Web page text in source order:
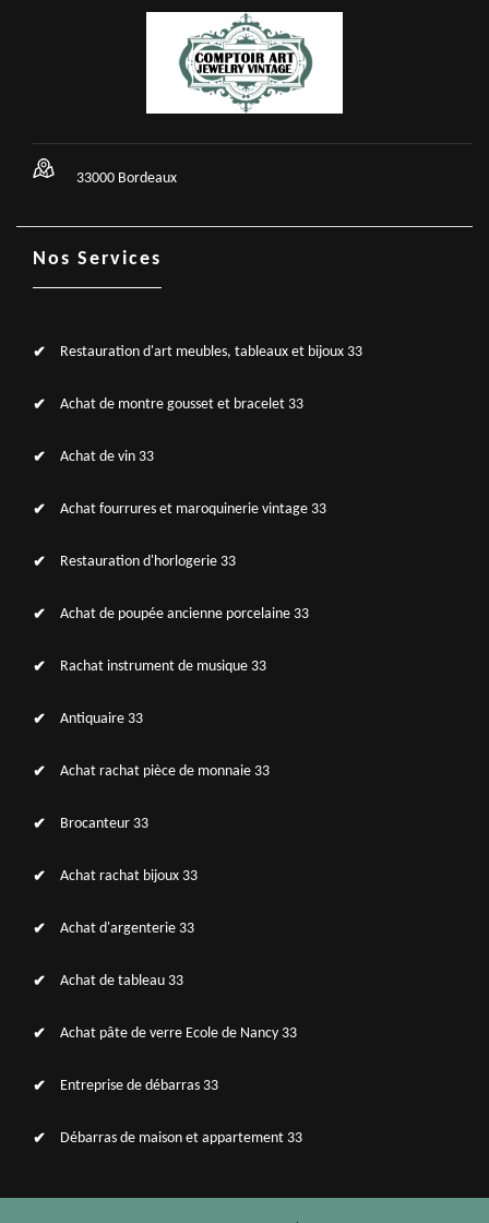
33000 Bordeaux
Nos Services
Restauration d'art meubles, tableaux et bijoux 33
Achat de montre gousset et bracelet 33
Achat de vin 33
Achat fourrures et maroquinerie vintage 33
Restauration d'horlogerie 33
Achat de poupée ancienne porcelaine 33
Rachat instrument de musique 33
Antiquaire 33
Achat rachat pièce de monnaie 33
Brocanteur 33
Achat rachat bijoux 33
Achat d'argenterie 33
Achat de tableau 33
Achat pâte de verre Ecole de Nancy 33
Entreprise de débarras 33
Débarras de maison et appartement 33